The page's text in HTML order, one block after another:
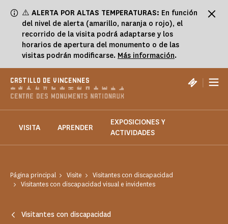
⚠️ ALERTA POR ALTAS TEMPERATURAS: En función
del nivel de alerta (amarillo, naranja o rojo), el
recorrido de la visita podrá adaptarse y los
horarios de apertura del monumento o de las
visitas podrán modificarse. Más información.
CASTILLO DE VINCENNES |
VISITA APRENDER
EXPOSICIONES Y
ACTIVIDADES
Página principal Visite
Visitantes con discapacidad
Visitantes con discapacidad visual e invidentes
Visitantes con discapacidad